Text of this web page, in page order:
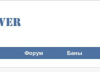
Форум Баны